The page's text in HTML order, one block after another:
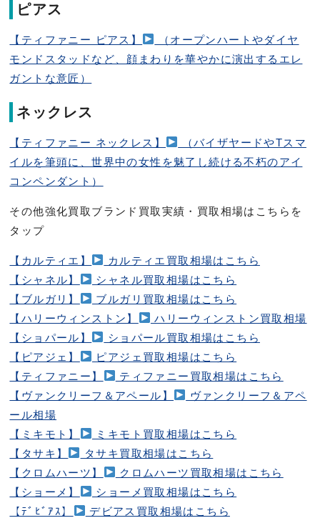
ピアス
【ティファニー ピアス】
（オープンハートやダイヤ
モンドスタッドなど、顔まわりを華やかに演出するエレ
ガントな意匠）
ネックレス
【ティファニー ネックレス】
（バイザヤードやTスマ
イルを筆頭に、世界中の女性を魅了し続ける不朽のアイ
コンペンダント）
その他強化買取ブランド買取実績・買取相場はこちらを
タップ
【カルティエ】
カルティエ買取相場はこちら
【シャネル】
シャネル買取相場はこちら
【ブルガリ】
ブルガリ買取相場はこちら
【ハリーウィンストン】
ハリーウィンストン買取相場
【ショパール】
ショパール買取相場はこちら
【ピアジェ】
ピアジェ買取相場はこちら
【ティファニー】
ティファニー買取相場はこちら
【ヴァンクリーフ＆アペール】
ヴァンクリーフ＆アペ
ール相場
【ミキモト】
ミキモト買取相場はこちら
【タサキ】
タサキ買取相場はこちら
【クロムハーツ】
クロムハーツ買取相場はこちら
【ショーメ】
ショーメ買取相場はこちら
【ﾃﾞﾋﾞｱｽ】
デビアス買取相場はこちら